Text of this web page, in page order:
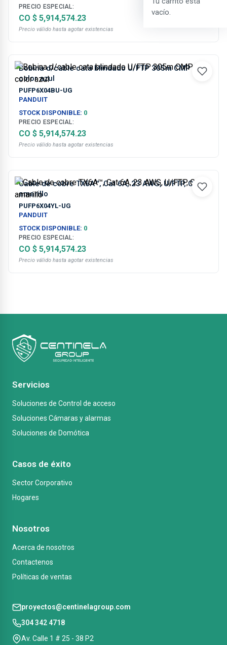
vacío.
PRECIO ESPECIAL:
CO $ 5,914,574.23
Precio válido hasta agotar existencias
Bobina d/cable cata blindado U/FTP 305m CMP
color azul
PUFP6X04BU-UG
PANDUIT
STOCK DISPONIBLE: 0
PRECIO ESPECIAL:
CO $ 5,914,574.23
Precio válido hasta agotar existencias
Cable de cobre TX6A™, Cat 6A, 23 AWG, U/FTP, CMP,
amarillo
PUFP6X04YL-UG
PANDUIT
STOCK DISPONIBLE: 0
PRECIO ESPECIAL:
CO $ 5,914,574.23
Precio válido hasta agotar existencias
Servicios
Soluciones de Control de acceso
Soluciones Cámaras y alarmas
Soluciones de Domótica
Casos de éxito
Sector Corporativo
Hogares
Nosotros
Acerca de nosotros
Contactenos
Políticas de ventas
proyectos@centinelagroup.com
304 342 4718
Av. Calle 1 # 25 - 38 P2